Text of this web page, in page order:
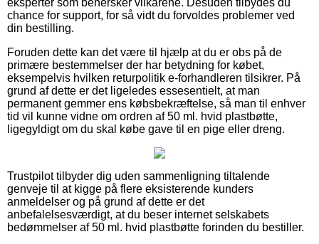
chance for support, for så vidt du forvoldes problemer ved
din bestilling.
Foruden dette kan det være til hjælp at du er obs på de
primære bestemmelser der har betydning for købet,
eksempelvis hvilken returpolitik e-forhandleren tilsikrer. På
grund af dette er det ligeledes essesentielt, at man
permanent gemmer ens købsbekræftelse, så man til enhver
tid vil kunne vidne om ordren af 50 ml. hvid plastbøtte,
ligegyldigt om du skal købe gave til en pige eller dreng.
Trustpilot tilbyder dig uden sammenligning tiltalende
genveje til at kigge på flere eksisterende kunders
anmeldelser og på grund af dette er det
anbefalelsesværdigt, at du beser internet selskabets
bedømmelser af 50 ml. hvid plastbøtte forinden du bestiller.